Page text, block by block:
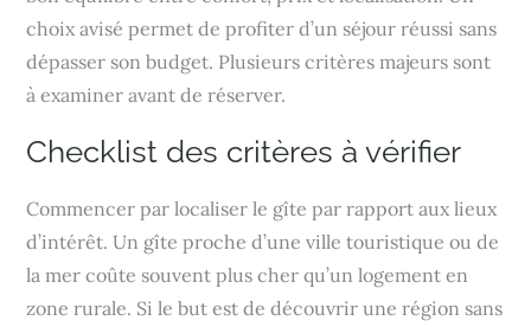
choix avisé permet de profiter d’un séjour réussi sans
dépasser son budget. Plusieurs critères majeurs sont
à examiner avant de réserver.
Checklist des critères à vérifier
Commencer par localiser le gîte par rapport aux lieux
d’intérêt. Un gîte proche d’une ville touristique ou de
la mer coûte souvent plus cher qu’un logement en
zone rurale. Si le but est de découvrir une région sans